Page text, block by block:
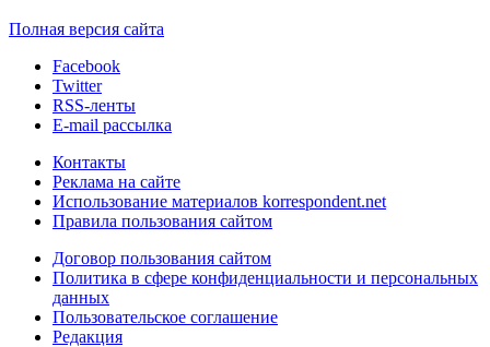
Полная версия сайта
Facebook
Twitter
RSS-ленты
E-mail рассылка
Контакты
Реклама на сайте
Использование материалов korrespondent.net
Правила пользования сайтом
Договор пользования сайтом
Политика в сфере конфиденциальности и персональных
данных
Пользовательское соглашение
Редакция